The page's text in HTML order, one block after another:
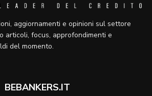
aggiornamenti e opinioni sul settore
articoli, focus, approfondimenti e
del momento.
BEBANKERS.IT